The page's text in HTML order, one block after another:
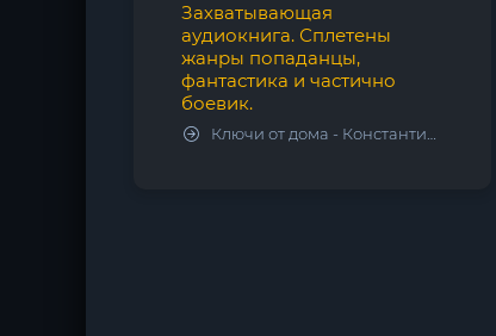
Захватывающая
аудиокнига. Сплетены
жанры попаданцы,
фантастика и частично
боевик.
Ключи от дома - Константин Калбазов